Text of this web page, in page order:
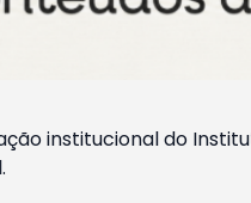
institucional do